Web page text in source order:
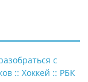
с
:: Хоккей :: РБК